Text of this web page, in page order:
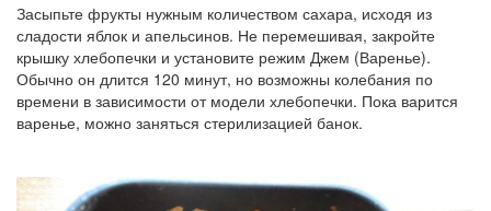
Засыпьте фрукты нужным количеством сахара, исходя из
сладости яблок и апельсинов. Не перемешивая, закройте
крышку хлебопечки и установите режим Джем (Варенье).
Обычно он длится 120 минут, но возможны колебания по
времени в зависимости от модели хлебопечки. Пока варится
варенье, можно заняться стерилизацией банок.